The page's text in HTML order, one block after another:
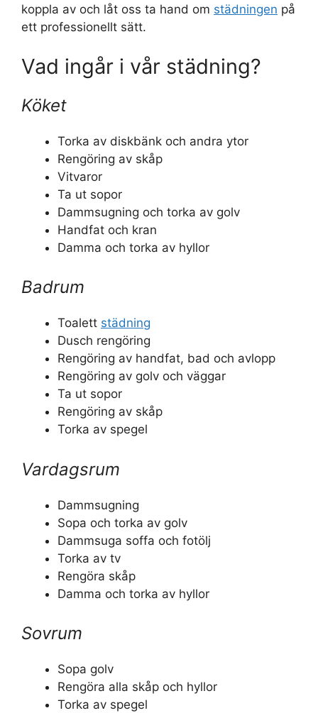
koppla av och låt oss ta hand om städningen på
ett professionellt sätt.
Vad ingår i vår städning?
Köket
Torka av diskbänk och andra ytor
Rengöring av skåp
Vitvaror
Ta ut sopor
Dammsugning och torka av golv
Handfat och kran
Damma och torka av hyllor
Badrum
Toalett städning
Dusch rengöring
Rengöring av handfat, bad och avlopp
Rengöring av golv och väggar
Ta ut sopor
Rengöring av skåp
Torka av spegel
Vardagsrum
Dammsugning
Sopa och torka av golv
Dammsuga soffa och fotölj
Torka av tv
Rengöra skåp
Damma och torka av hyllor
Sovrum
Sopa golv
Rengöra alla skåp och hyllor
Torka av spegel